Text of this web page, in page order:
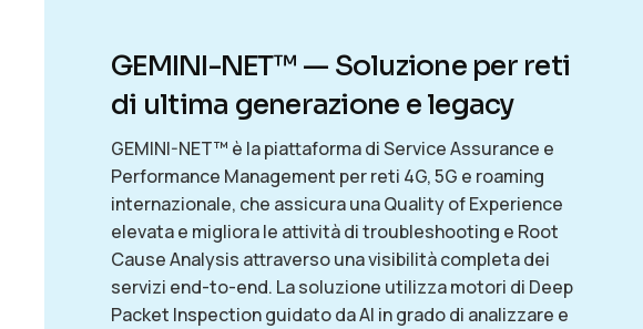
GEMINI-NET™ — Soluzione per reti
di ultima generazione e legacy
GEMINI-NET™ è la piattaforma di Service Assurance e
Performance Management per reti 4G, 5G e roaming
internazionale, che assicura una Quality of Experience
elevata e migliora le attività di troubleshooting e Root
Cause Analysis attraverso una visibilità completa dei
servizi end-to-end. La soluzione utilizza motori di Deep
Packet Inspection guidato da AI in grado di analizzare e